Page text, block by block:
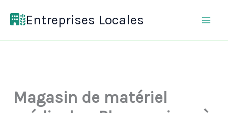
Entreprises Locales
Magasin de matériel